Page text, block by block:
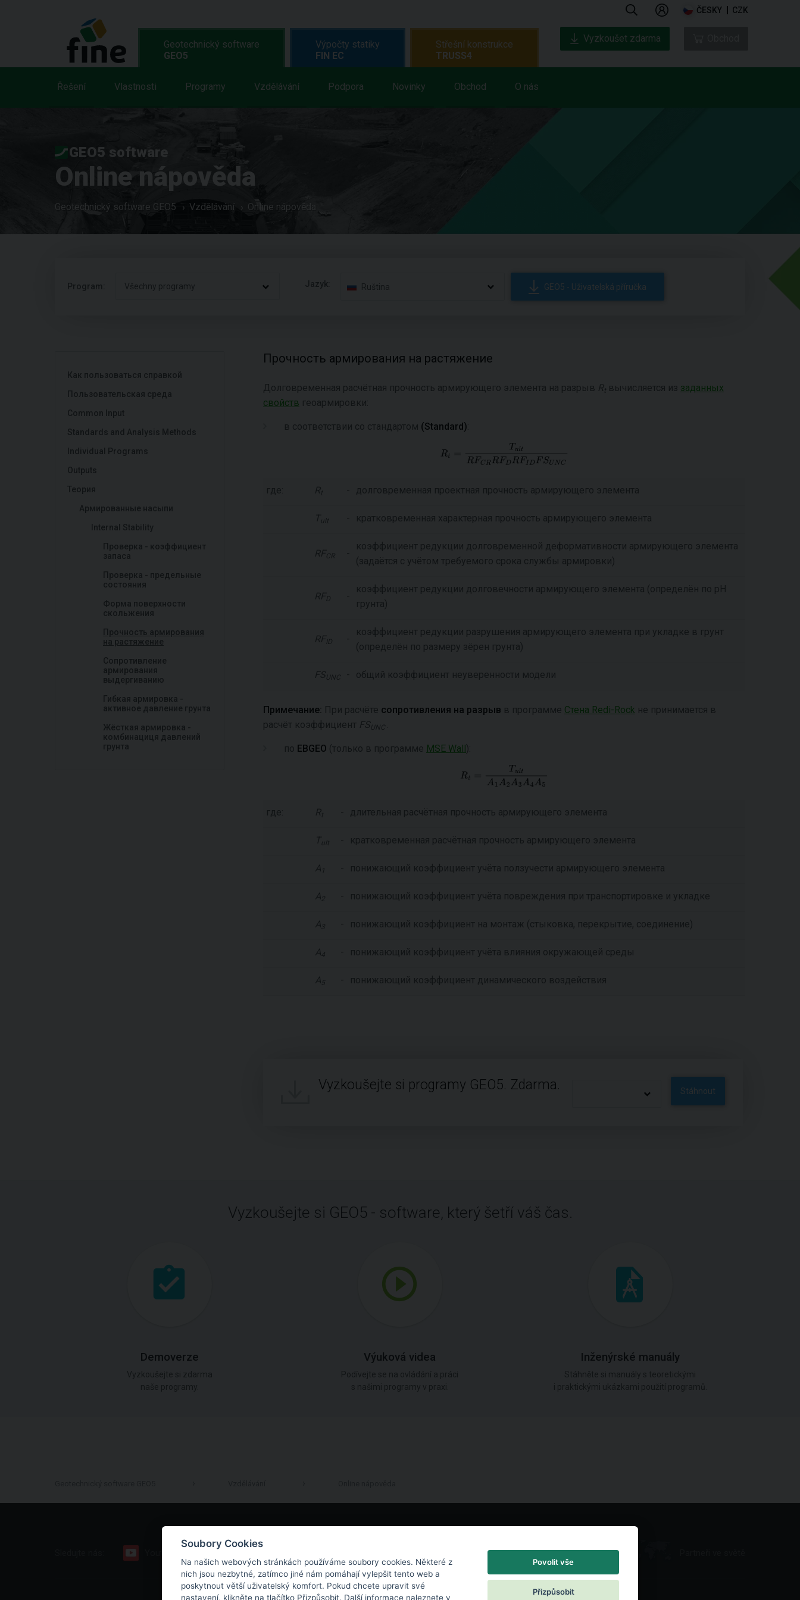
ČESKY CZK
Geotechnický software
GEO5
Řešení Vlastnosti Programy Vzdělávání Podpora Novinky Obchod O nás
Výpočty statiky
FIN EC
Střešní konstrukce
TRUSS4
Vyzkoušet zdarma
GEO5 software
Online nápověda
Geotechnický software GEO5 Vzdělávání Online nápověda
Program: Všechny programy Jazyk: Ruština GEO5 - Uživatelská příručka
Как пользоваться справкой
Пользовательская среда
Common Input
Standards and Analysis Methods
Individual Programs
Outputs
Теория
Армированные насыпи
Internal Stability
Проверка - коэффициент
запаса
Проверка - предельные
состояния
Форма поверхности
скольжения
Прочность армирования
на растяжение
Сопротивление
армирования
выдергиванию
Гибкая армировка -
активное давление грунта
Жёсткая армировка -
комбинациця давлений
грунта
Прочность армирования на растяжение
Долговременная расчётная прочность армирующего элемента на разрыв Rt вычисляется из заданных
свойств геоармировки:
в соответствии со стандартом (Standard)
где: R t - долговременная проектная прочность армирующего элемента
T ult - кратковременная характерная прочность армирующего элемента
RF CR -
коэффициент редукции долговременной деформативности армирующего элемента
(задаётся с учётом требуемого срока службы армировки)
RF D -
коэффициент редукции долговечности армирующего элемента (определён по pH
грунта)
RF ID -
коэффициент редукции разрушения армирующего элемента при укладке в грунт
(определён по размеру зёрен грунта)
FSUNC - общий коэффициент неуверенности модели
Примечание: При расчёте сопротивления на разрыв в программе Стена Redi-Rock не принимается в
расчёт коэффициент FSUNC
по EBGEO (только в программе MSE Wall):
где: R t - длительная расчётная прочность армирующего элемента
T ult - кратковременная расчётная прочность армирующего элемента
A 1 - понижающий коэффициент учёта ползучести армирующего элемента
A2 - понижающий коэффициент учёта повреждения при транспортировке и укладке
A 3 - понижающий коэффициент на монтаж (стыковка, перекрытие, соединение)
A 4 - понижающий коэффициент учёта влияния окружающей среды
A 5 - понижающий коэффициент динамического воздействия
Vyzkoušejte si programy GEO5. Zdarma. Stáhnout
Vyzkoušejte si GEO5 - software, který šetří váš čas.
Demoverze Výuková videa Inženýrské manuály
Soubory Cookies
Na našich webových stránkách používáme soubory cookies. Některé z
nich jsou nezbytné, zatímco jiné nám pomáhají vylepšit tento web a
poskytnout větší uživatelský komfort. Pokud chcete upravit své
nastavení, klikněte na tlačítko Přizpůsobit. Další informace naleznete v
Povolit vše
Přizpůsobit